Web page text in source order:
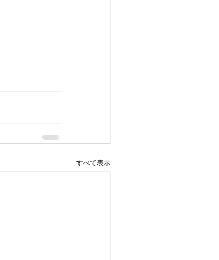
すべて表示